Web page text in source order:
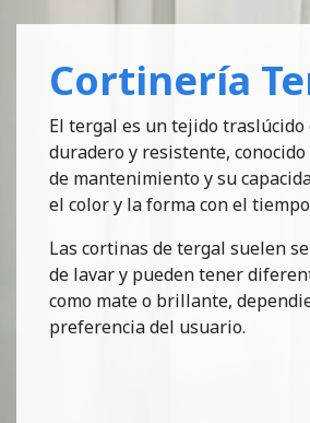
Cortinería
El tergal es un tejido
duradero y resistente,
de mantenimiento y su
el color y la forma con el
Las cortinas de tergal suelen
de lavar y pueden tener
como mate o brillante,
preferencia del usuario.